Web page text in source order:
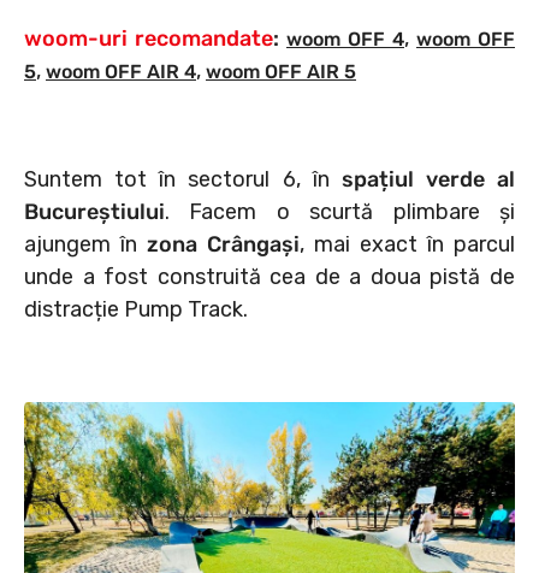
woom-uri recomandate: woom OFF 4, woom OFF
5, woom OFF AIR 4, woom OFF AIR 5
Suntem tot în sectorul 6, în spațiul verde al
Bucureștiului. Facem o scurtă plimbare și
ajungem în zona Crângași, mai exact în parcul
unde a fost construită cea de a doua pistă de
distracție Pump Track.